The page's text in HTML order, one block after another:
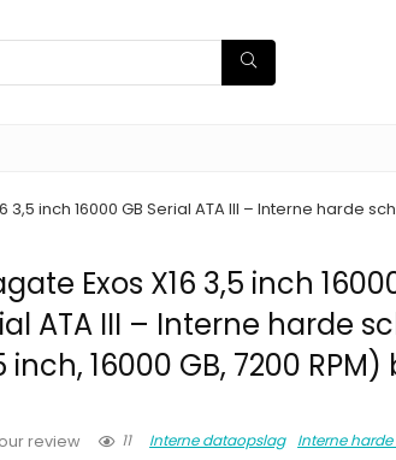
3,5 inch 16000 GB Serial ATA III – Interne harde
Exos X16 3,5 inch
ATA III – Interne harde
inch, 16000 GB, 7200 RPM)
review 11 Interne dataopslag Interne